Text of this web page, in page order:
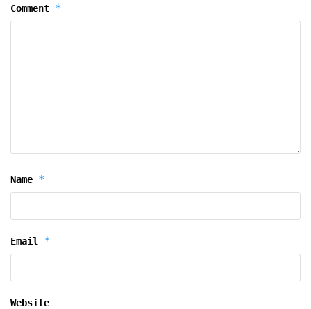
Comment *
Name *
Email *
Website